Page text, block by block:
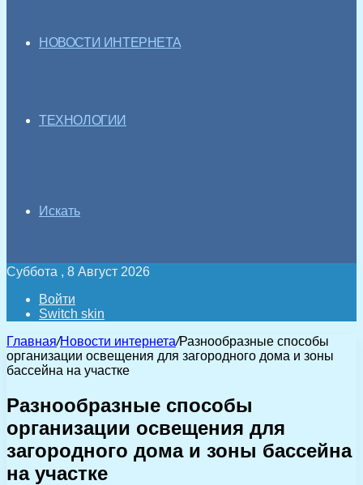
НОВОСТИ ИНТЕРНЕТА
ТЕХНОЛОГИИ
Искать
Суббота , 8 Август 2026
Войти
Switch skin
Главная/Новости интернета/Разнообразные способы
организации освещения для загородного дома и зоны
бассейна на участке
Разнообразные способы
организации освещения для
загородного дома и зоны бассейна
на участке